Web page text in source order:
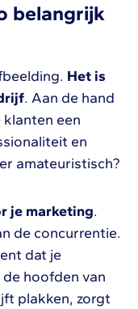
belangrijk
Het is
. Aan de hand
een
en
amateuristisch?
je marketing.
de concurrentie.
dat je
hoofden van
plakken, zorgt